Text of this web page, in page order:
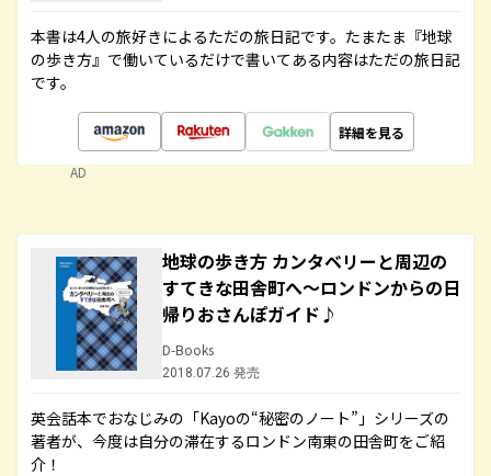
本書は4人の旅好きによるただの旅日記です。たまたま『地球
の歩き方』で働いているだけで書いてある内容はただの旅日記
です。
詳細を見る
AD
地球の歩き方 カンタベリーと周辺の
すてきな田舎町へ～ロンドンからの日
帰りおさんぽガイド♪
D-Books
2018.07.26 発売
英会話本でおなじみの「Kayoの“秘密のノート”」シリーズの
著者が、今度は自分の滞在するロンドン南東の田舎町をご紹
介！